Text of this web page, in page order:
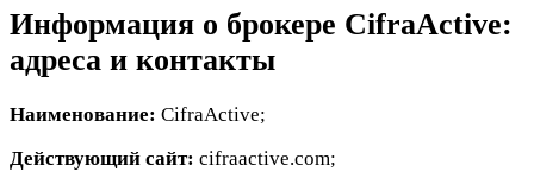
Информация о брокере CifraActive:
адреса и контакты
Наименование: CifraActive;
Действующий сайт: cifraactive.com;